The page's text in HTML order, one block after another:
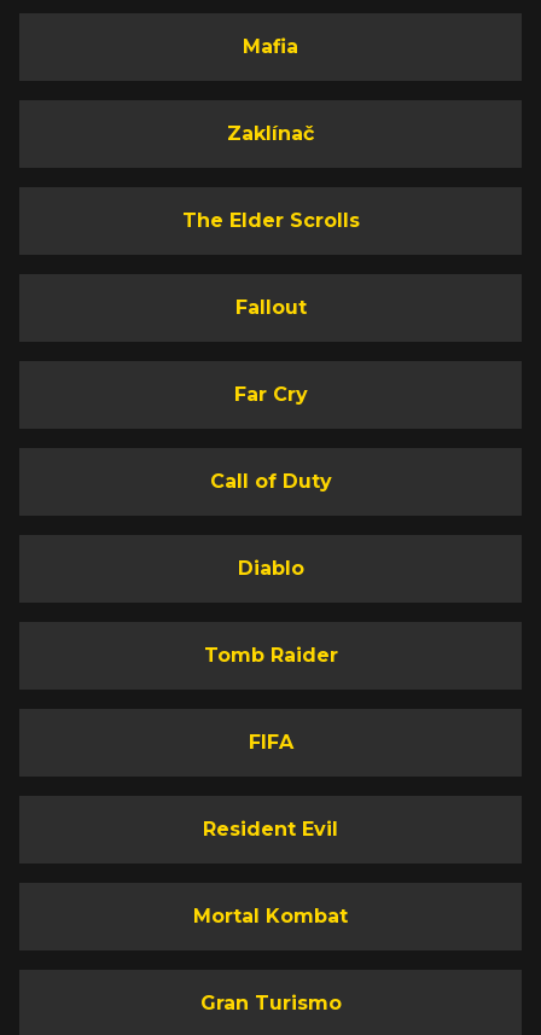
Mafia
Zaklínač
The Elder Scrolls
Fallout
Far Cry
Call of Duty
Diablo
Tomb Raider
FIFA
Resident Evil
Mortal Kombat
Gran Turismo